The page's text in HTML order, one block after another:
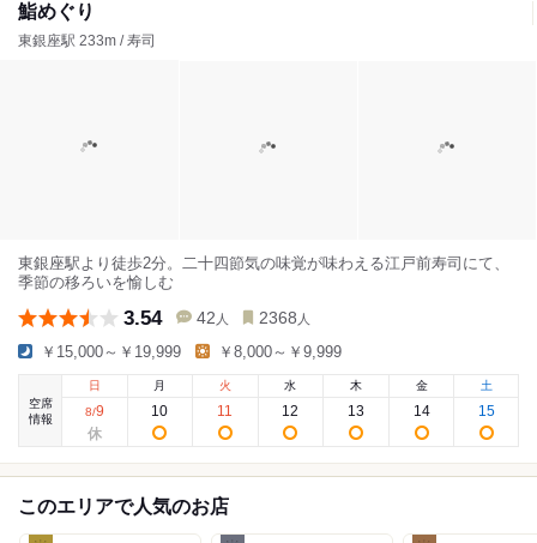
鮨めぐり
東銀座駅 233m / 寿司
東銀座駅より徒歩2分。二十四節気の味覚が味わえる江戸前寿司にて、
季節の移ろいを愉しむ
3.54 42 人 2368 人
￥15,000～￥19,999 ￥8,000～￥9,999
空席
情報
日
8/9
月
10
火
11
水
12
木
13
金
14
土
15
このエリアで人気のお店